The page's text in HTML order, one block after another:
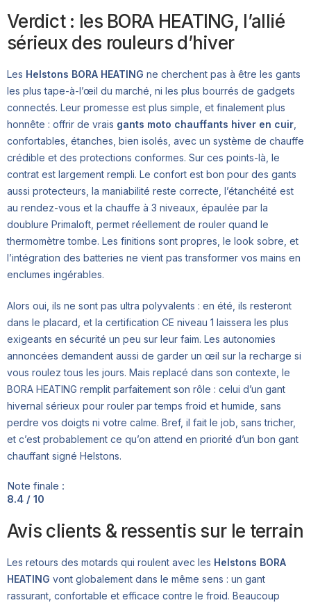
Verdict : les BORA HEATING, l’allié
sérieux des rouleurs d’hiver
Les Helstons BORA HEATING ne cherchent pas à être les gants
les plus tape-à-l’œil du marché, ni les plus bourrés de gadgets
connectés. Leur promesse est plus simple, et finalement plus
honnête : offrir de vrais gants moto chauffants hiver en cuir
confortables, étanches, bien isolés, avec un système de chauffe
crédible et des protections conformes. Sur ces points-là, le
contrat est largement rempli. Le confort est bon pour des gants
aussi protecteurs, la maniabilité reste correcte, l’étanchéité est
au rendez-vous et la chauffe à 3 niveaux, épaulée par la
doublure Primaloft, permet réellement de rouler quand le
thermomètre tombe. Les finitions sont propres, le look sobre, et
l’intégration des batteries ne vient pas transformer vos mains en
enclumes ingérables.
Alors oui, ils ne sont pas ultra polyvalents : en été, ils resteront
dans le placard, et la certification CE niveau 1 laissera les plus
exigeants en sécurité un peu sur leur faim. Les autonomies
annoncées demandent aussi de garder un œil sur la recharge si
vous roulez tous les jours. Mais replacé dans son contexte, le
BORA HEATING remplit parfaitement son rôle : celui d’un gant
hivernal sérieux pour rouler par temps froid et humide, sans
perdre vos doigts ni votre calme. Bref, il fait le job, sans tricher,
et c’est probablement ce qu’on attend en priorité d’un bon gant
chauffant signé Helstons.
Note finale :
8.4 / 10
Avis clients & ressentis sur le terrain
Les retours des motards qui roulent avec les Helstons BORA
HEATING vont globalement dans le même sens : un gant
rassurant, confortable et efficace contre le froid. Beaucoup